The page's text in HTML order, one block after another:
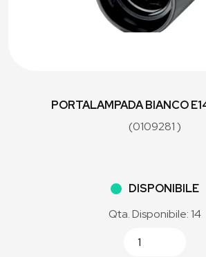
PORTALAMPADA BIANCO
(0109281 )
DISPONIBILE
Qta. Disponibile: 14